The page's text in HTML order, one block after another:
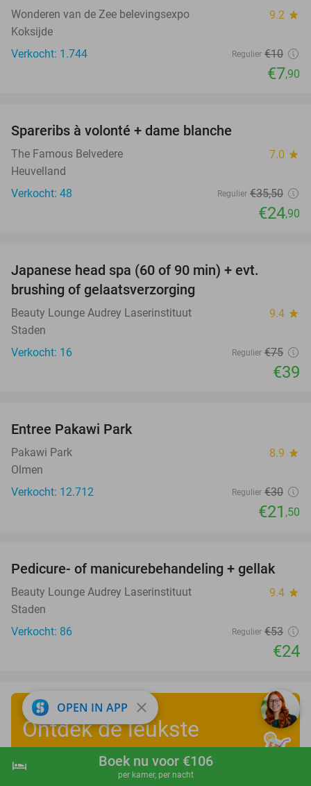
shopping_cart Boek nu
hotel Boek nu voor €106
per kamer, per nacht
Wonderen van de Zee belevingsexpo 9.2 star
Koksijde
Verkocht: 1.744
Regulier €10
€7,90
Spareribs à volonté + dame blanche
The Famous Belvedere 7.0 star
Heuvelland
Verkocht: 48
Regulier €35,50
€24,90
Japanese head spa (60 of 90 min) + evt.
brushing of gelaatsverzorging
Beauty Lounge Audrey Laserinstituut 9.4 star
Staden
Verkocht: 16
Regulier €75
€39
Entree Pakawi Park
Pakawi Park 8.9 star
Olmen
Verkocht: 12.712
Regulier €30
€21 ,50
55%
Pedicure- of manicurebehandeling + gellak
Beauty Lounge Audrey Laserinstituut 9.4 star
Staden
Verkocht: 86
Regulier €53
€24
Ontdek de leukste
zomervakantiedeals
OPEN IN APP close